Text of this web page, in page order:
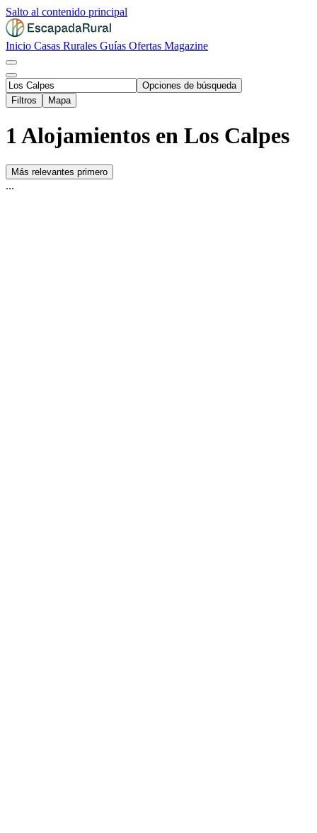
Salto al contenido principal
Inicio Casas Rurales Guías Ofertas Magazine
Opciones de búsqueda
Filtros
Mapa
1 Alojamientos en Los Calpes
Más relevantes primero
...